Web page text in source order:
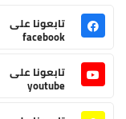
تابعونا على
facebook
تابعونا على
youtube